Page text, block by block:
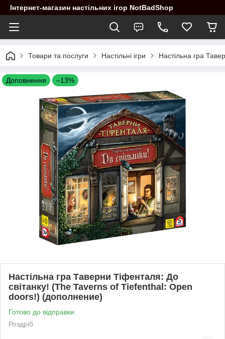
Інтернет-магазин настільних ігор NotBadShop
Товари та послуги Настільні ігри Настільна гра
Доповнення –13%
Настільна гра Таверни Тіфенталя: До
світанку! (The Taverns of Tiefenthal: Open
doors!) (дополнение)
Готово до відправки
Роздріб